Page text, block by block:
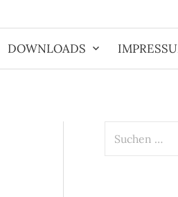
DOWNLOADS
nach: